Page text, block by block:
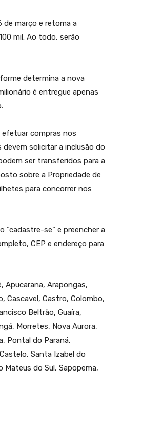
de março e retoma a
mil. Ao todo, serão
determina a nova
é entregue apenas
efetuar compras nos
solicitar a inclusão do
ser transferidos para a
sobre a Propriedade de
para concorrer nos
“cadastre-se” e preencher a
CEP e endereço para
Apucarana, Arapongas,
Cascavel, Castro, Colombo,
Beltrão, Guaíra,
Morretes, Nova Aurora,
Pontal do Paraná,
Santa Izabel do
Mateus do Sul, Sapopema,